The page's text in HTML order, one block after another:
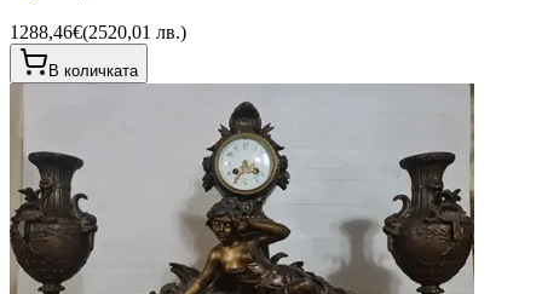
1288,46€(2520,01 лв.)
В количката